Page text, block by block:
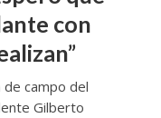
con
campo del
Gilberto